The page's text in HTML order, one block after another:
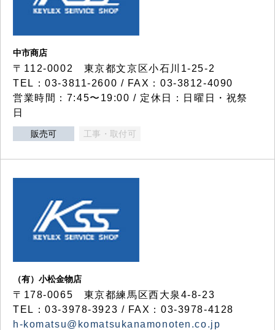
中市商店
〒112-0002 東京都文京区小石川1-25-2
TEL：03-3811-2600 / FAX：03-3812-4090
営業時間：7:45〜19:00 / 定休日：日曜日・祝祭
日
販売可 工事・取付可
（有）小松金物店
〒178-0065 東京都練馬区西大泉4-8-23
TEL：03-3978-3923 / FAX：03-3978-4128
h-komatsu@komatsukanamonoten.co.jp